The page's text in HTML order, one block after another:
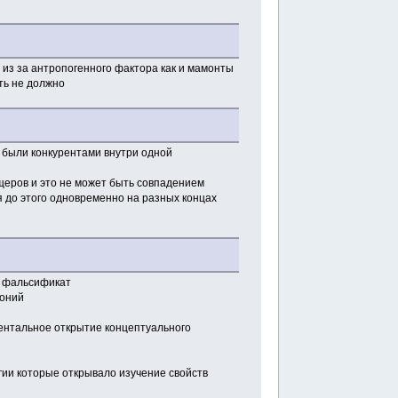
за антропогенного фактора как и мамонты
не должно
конкурентами внутри одной
и это не может быть совпадением
этого одновременно на разных концах
фальсификат
открытие концептуального
которые открывало изучение свойств